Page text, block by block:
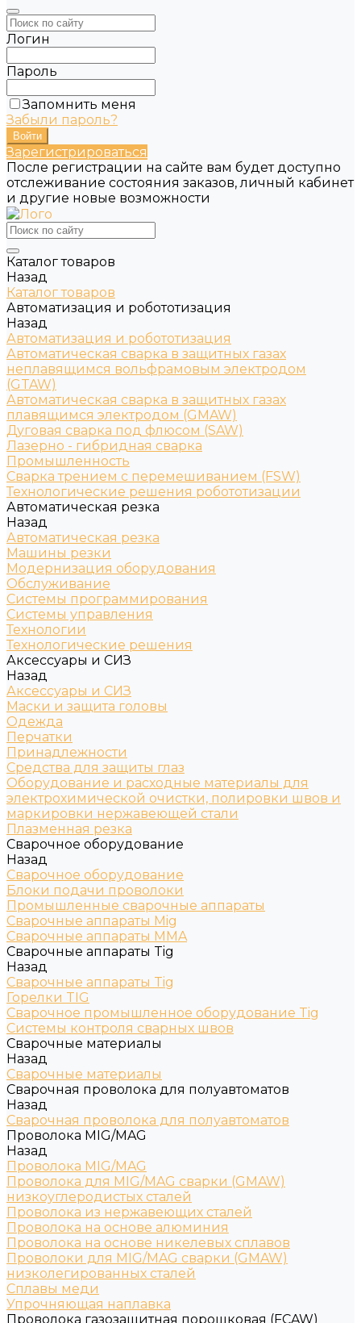
Логин
Пароль
Запомнить меня
Забыли пароль?
Зарегистрироваться
После регистрации на сайте вам будет доступно
отслеживание состояния заказов, личный кабинет
и другие новые возможности
Каталог товаров
Назад
Каталог товаров
Автоматизация и робототизация
Назад
Автоматизация и робототизация
Автоматическая сварка в защитных газах
неплавящимся вольфрамовым электродом
(GTAW)
Автоматическая сварка в защитных газах
плавящимся электродом (GMAW)
Дуговая сварка под флюсом (SAW)
Лазерно - гибридная сварка
Промышленность
Сварка трением с перемешиванием (FSW)
Технологические решения робототизации
Автоматическая резка
Назад
Автоматическая резка
Машины резки
Модернизация оборудования
Обслуживание
Системы программирования
Системы управления
Технологии
Технологические решения
Аксессуары и СИЗ
Назад
Аксессуары и СИЗ
Маски и защита головы
Одежда
Перчатки
Принадлежности
Средства для защиты глаз
Оборудование и расходные материалы для
электрохимической очистки, полировки швов и
маркировки нержавеющей стали
Плазменная резка
Сварочное оборудование
Назад
Сварочное оборудование
Блоки подачи проволоки
Промышленные сварочные аппараты
Сварочные аппараты Mig
Сварочные аппараты MMA
Сварочные аппараты Tig
Назад
Сварочные аппараты Tig
Горелки TIG
Сварочное промышленное оборудование Tig
Системы контроля сварных швов
Сварочные материалы
Назад
Сварочные материалы
Сварочная проволока для полуавтоматов
Назад
Сварочная проволока для полуавтоматов
Проволока MIG/MAG
Назад
Проволока MIG/MAG
Проволока для MIG/MAG сварки (GMAW)
низкоуглеродистых сталей
Проволока из нержавеющих сталей
Проволока на основе алюминия
Проволока на основе никелевых сплавов
Проволоки для MIG/MAG сварки (GMAW)
низколегированных сталей
Сплавы меди
Упрочняющая наплавка
Проволока газозащитная порошковая (FCAW)